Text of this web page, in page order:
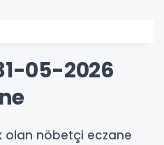
05-2026
olan nöbetçi eczane